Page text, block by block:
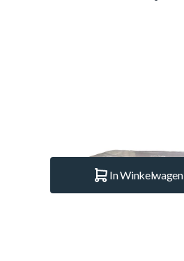
In Winkelwagen